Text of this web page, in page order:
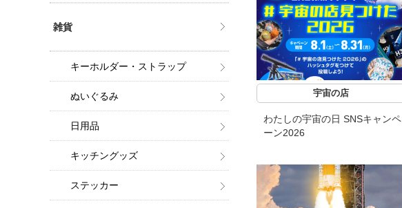
宇宙の店
わたしの宇宙の日 SNSキャンペ
ーン2026
雑貨
キーホルダー・ストラップ
ぬいぐるみ
日用品
キッチングッズ
ステッカー